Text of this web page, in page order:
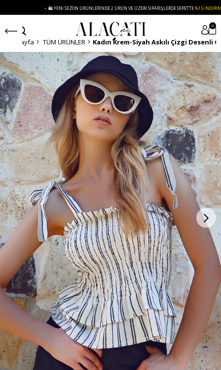
• 🛍️ YENI SEZON ÜRÜNLERINDE 2 ÜRÜN VE ÜZERI SIPARIŞLERDE SEPETTE%15 İNDIRIM
0
Anasayfa TÜM ÜRÜNLER